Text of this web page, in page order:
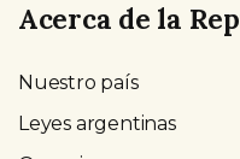
Acerca de la
Nuestro país
Leyes argentinas